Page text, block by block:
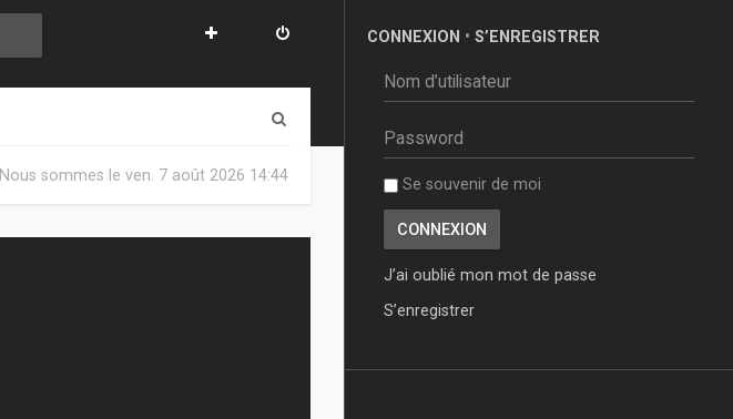
Nous sommes le ven. 7 août 2026 14:44
CONNEXION • S’ENREGISTRER
Se souvenir de moi
J’ai oublié mon mot de passe
S’enregistrer